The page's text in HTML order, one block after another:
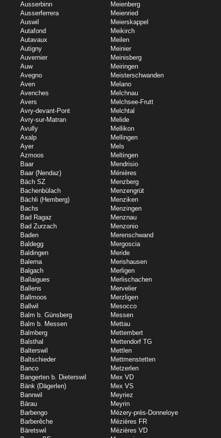
Ausserbinn
Ausserferrera
Auswil
Autafond
Autavaux
Autigny
Auvernier
Auw
Avegno
Aven
Avenches
Avers
Avry-devant-Pont
Avry-sur-Matran
Avully
Axalp
Ayer
Azmoos
Baar
Baar (Nendaz)
Bäch SZ
Bachenbülach
Bächli (Hemberg)
Bachs
Bad Ragaz
Bad Zurzach
Baden
Baldegg
Baldingen
Balerna
Balgach
Ballaigues
Ballens
Ballmoos
Ballwil
Balm b. Günsberg
Balm b. Messen
Balmberg
Balsthal
Balterswil
Baltschieder
Banco
Bangerten b. Dieterswil
Bänk (Dägerlen)
Bannwil
Bärau
Barbengo
Barberêche
Bäretswil
Meienberg
Meienried
Meierskappel
Meikirch
Meilen
Meinier
Meinisberg
Meiringen
Meisterschwanden
Melano
Melchnau
Melchsee-Frutt
Melchtal
Melide
Mellikon
Mellingen
Mels
Meltingen
Mendrisio
Ménières
Menzberg
Menzengrüt
Menziken
Menzingen
Menznau
Menzonio
Merenschwand
Mergoscia
Meride
Merishausen
Merligen
Merlischachen
Mervelier
Merzligen
Mesocco
Messen
Mettau
Mettembert
Mettendorf TG
Mettlen
Mettmenstetten
Metzerlen
Mex VD
Mex VS
Meyriez
Meyrin
Mézery-près-Donneloye
Mézières FR
Mézières VD